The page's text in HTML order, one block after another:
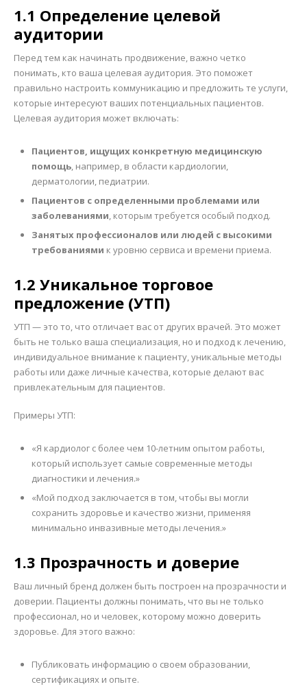
1.1 Определение целевой
аудитории
Перед тем как начинать продвижение, важно четко
понимать, кто ваша целевая аудитория. Это поможет
правильно настроить коммуникацию и предложить те услуги,
которые интересуют ваших потенциальных пациентов.
Целевая аудитория может включать:
Пациентов, ищущих конкретную медицинскую
помощь, например, в области кардиологии,
дерматологии, педиатрии.
Пациентов с определенными проблемами или
заболеваниями, которым требуется особый подход.
Занятых профессионалов или людей с высокими
требованиями к уровню сервиса и времени приема.
1.2 Уникальное торговое
предложение (УТП)
УТП — это то, что отличает вас от других врачей. Это может
быть не только ваша специализация, но и подход к лечению,
индивидуальное внимание к пациенту, уникальные методы
работы или даже личные качества, которые делают вас
привлекательным для пациентов.
Примеры УТП:
«Я кардиолог с более чем 10-летним опытом работы,
который использует самые современные методы
диагностики и лечения.»
«Мой подход заключается в том, чтобы вы могли
сохранить здоровье и качество жизни, применяя
минимально инвазивные методы лечения.»
1.3 Прозрачность и доверие
Ваш личный бренд должен быть построен на прозрачности и
доверии. Пациенты должны понимать, что вы не только
профессионал, но и человек, которому можно доверить
здоровье. Для этого важно:
Публиковать информацию о своем образовании,
сертификациях и опыте.